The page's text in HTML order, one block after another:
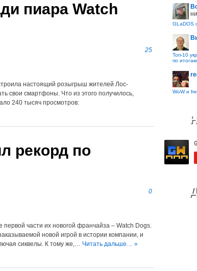
пиара Watch
25
настоящий розыгрыш жителей Лос-
свои смартфоны. Что из этого получилось,
240 тысяч просмотров:
рекорд по
0
первой части их новогой франчайза – Watch Dogs.
новой игрой в истории компании, и
сиквелы. К тому же,… Читать дальше… »
GLaDOS
Топ-10
по
WoW и